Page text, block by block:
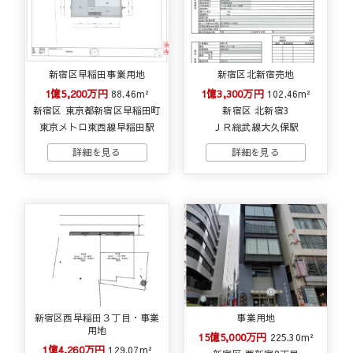
新宿区早稲田事業用地
1億5,200万円 88.46m²
新宿区 東京都新宿区早稲田町
東京メトロ東西線早稲田駅
新宿区北新宿売地
1億3,300万円 102.46m²
新宿区 北新宿3
ＪＲ総武線大久保駅
新宿区西早稲田３丁目・事業
用地
1億4,260万円 129.07m²
事業用地
15億5,000万円 225.30m²